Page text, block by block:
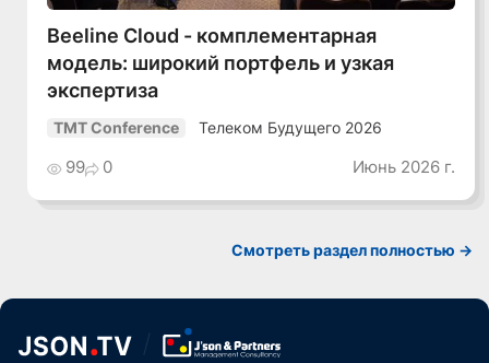
Beeline Cloud - комплементарная
модель: широкий портфель и узкая
экспертиза
TMT Conference Телеком Будущего 2026
99 0 Июнь 2026 г.
Смотреть раздел полностью ->